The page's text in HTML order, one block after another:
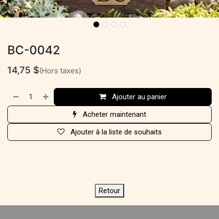
BC-0042
14,75 $(Hors taxes)
Ajouter au panier
Acheter maintenant
Ajouter à la liste de souhaits
Retour